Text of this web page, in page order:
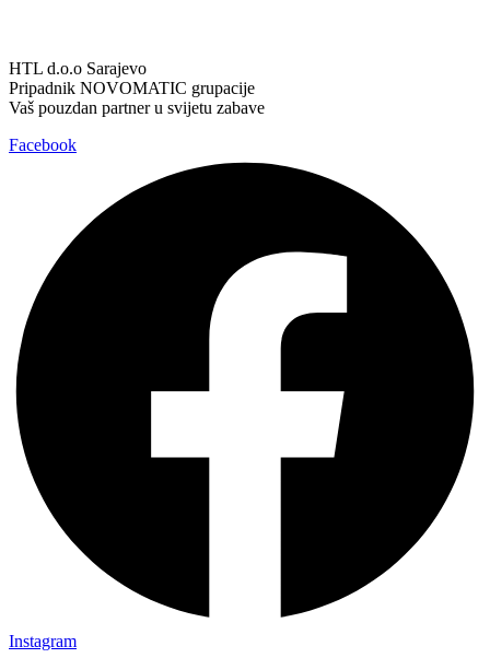
HTL d.o.o Sarajevo
Pripadnik NOVOMATIC grupacije
Vaš pouzdan partner u svijetu zabave
Facebook
Instagram